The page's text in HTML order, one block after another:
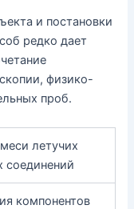
и постановки
редко дает
физико-
проб.
летучих
соединений
компонентов